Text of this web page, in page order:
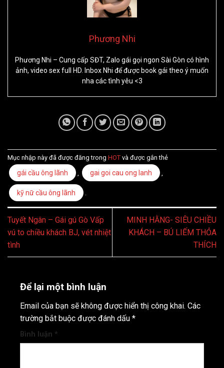
Phương Nhi
Phương Nhi – Cung cấp SĐT, Zalo gái gọi ngon Sài Gòn có hình
ảnh, video sex full HD. Inbox Nhi để được book gái theo ý muốn
nha các tình yêu <3
Mục nhập này đã được đăng trong HOT và được gắn thẻ
gái cầu ông lãnh , gai goi cau ong lanh ,
kỹ nữ cầu ông lãnh .
Tuyết Ngân – Gái gú Gò Vấp
vú to chiều khách BJ, vét nhiệt
tình
MINH HẰNG- SIÊU CHIỀU
KHÁCH – BÚ LIẾM THỎA
THÍCH
Để lại một bình luận
Email của bạn sẽ không được hiển thị công khai. Các
trường bắt buộc được đánh dấu *
Bình luận *